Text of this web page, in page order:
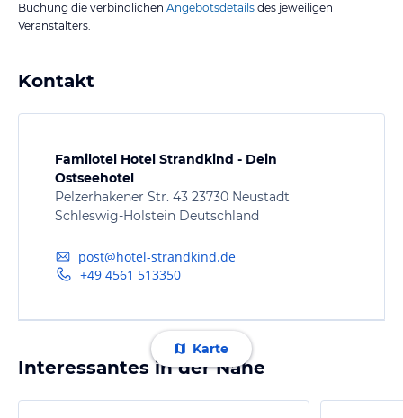
Buchung die verbindlichen Angebotsdetails des jeweiligen
Veranstalters.
Kontakt
Familotel Hotel Strandkind - Dein
Ostseehotel
Pelzerhakener Str. 43 23730 Neustadt
Schleswig-Holstein Deutschland
post@hotel-strandkind.de
+49 4561 513350
Karte
Interessantes in der Nähe